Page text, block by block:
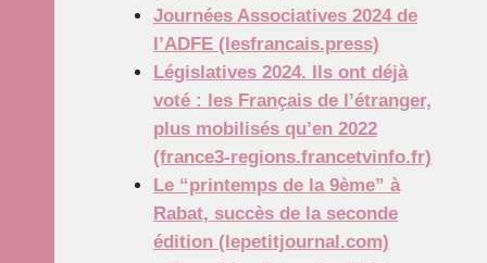
Journées Associatives 2024 de
l’ADFE (lesfrancais.press)
Législatives 2024. Ils ont déjà
voté : les Français de l’étranger,
plus mobilisés qu’en 2022
(france3-regions.francetvinfo.fr)
Le “printemps de la 9ème” à
Rabat, succès de la seconde
édition (lepetitjournal.com)